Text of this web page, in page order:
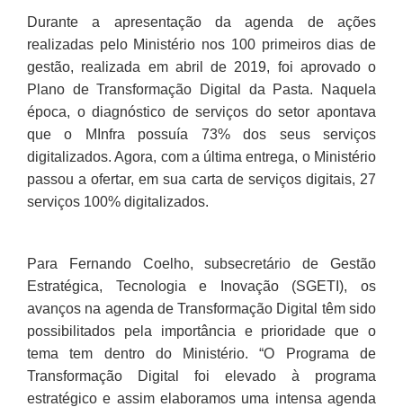
Durante a apresentação da agenda de ações
realizadas pelo Ministério nos 100 primeiros dias de
gestão, realizada em abril de 2019, foi aprovado o
Plano de Transformação Digital da Pasta. Naquela
época, o diagnóstico de serviços do setor apontava
que o MInfra possuía 73% dos seus serviços
digitalizados. Agora, com a última entrega, o Ministério
passou a ofertar, em sua carta de serviços digitais, 27
serviços 100% digitalizados.
Para Fernando Coelho, subsecretário de Gestão
Estratégica, Tecnologia e Inovação (SGETI), os
avanços na agenda de Transformação Digital têm sido
possibilitados pela importância e prioridade que o
tema tem dentro do Ministério. “O Programa de
Transformação Digital foi elevado à programa
estratégico e assim elaboramos uma intensa agenda